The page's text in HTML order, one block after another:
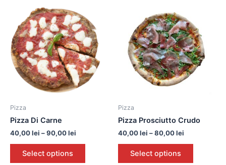
Pizza
Pizza Di Carne
40,00lei –90,00lei
Select options
Pizza
Pizza Prosciutto Crudo
40,00lei –80,00lei
Select options